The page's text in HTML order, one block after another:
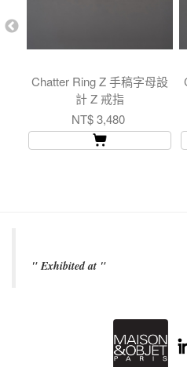
Chatter Ring Z 手稿字母設
計 Z 戒指
NT$ 3,480
" Exhibited at "